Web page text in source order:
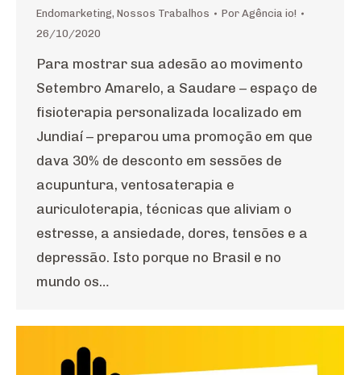
Endomarketing, Nossos Trabalhos Por Agência io!
26/10/2020
Para mostrar sua adesão ao movimento
Setembro Amarelo, a Saudare – espaço de
fisioterapia personalizada localizado em
Jundiaí – preparou uma promoção em que
dava 30% de desconto em sessões de
acupuntura, ventosaterapia e
auriculoterapia, técnicas que aliviam o
estresse, a ansiedade, dores, tensões e a
depressão. Isto porque no Brasil e no
mundo os…